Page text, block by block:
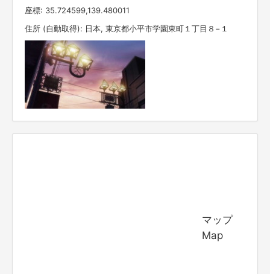
座標: 35.724599,139.480011
住所 (自動取得): 日本, 東京都小平市学園東町１丁目８−１
マップ
Map